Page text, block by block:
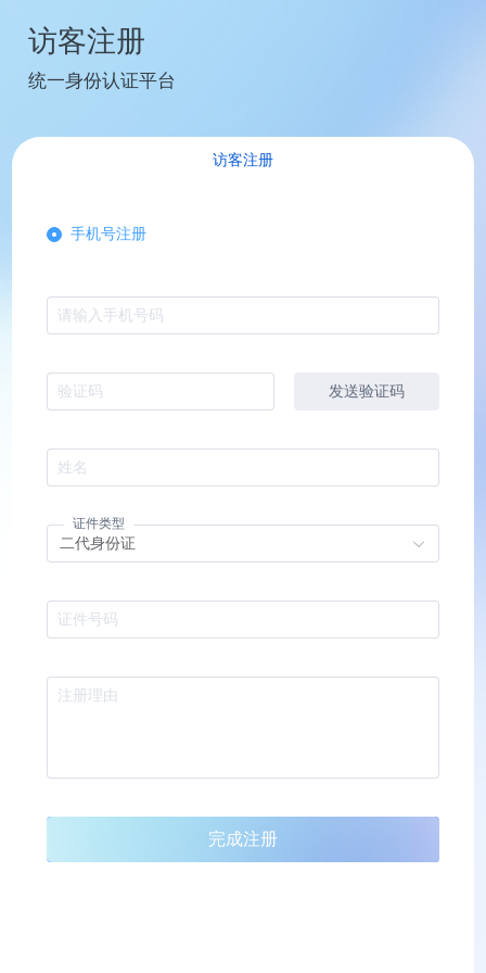
访客注册
统一身份认证平台
访客注册
手机号注册
请输入手机号码
验证码 发送验证码
姓名
证件类型
二代身份证
证件号码
注册理由
完成注册